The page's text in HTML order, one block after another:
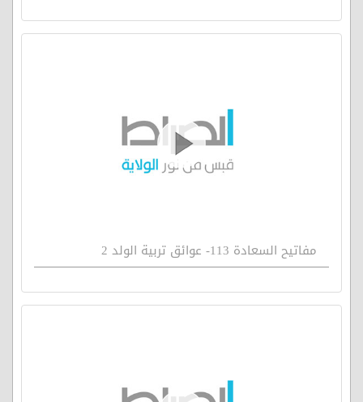
مفاتيح السعادة 113- عوائق تربية الولد 2